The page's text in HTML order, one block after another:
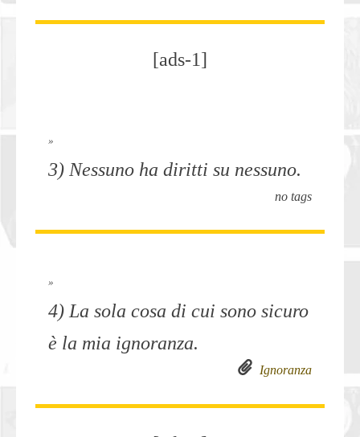
[ads-1]
»
3) Nessuno ha diritti su nessuno.
no tags
»
4) La sola cosa di cui sono sicuro
è la mia ignoranza.
Ignoranza